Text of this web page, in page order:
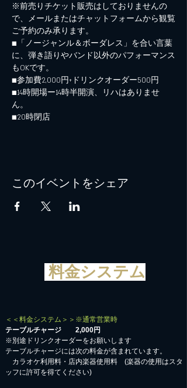
※前売りチケット販売はしておりませんの
で、メールまたはチャットフォームから観覧
ご予約のみ承ります。
■「ノージャンル＆ボーダレス」を合い言葉
に、弾き語りやバンド以外のパフォーマンス
もOKです。
■参加費2,000円+ドリンクオーダー500円
■14時開場ー14時半開演、リハはありませ
ん。
■20時閉店
このイベントをシェア
料金システム
＜＜料金システム＞＞※通常営業時
テーブルチャージ 2,000円
※別途ドリンクオーダーをお願いします
テーブルチャージには次の料金が含まれています。
カラオケ利用料・店内楽器使用料 (楽器の使用はスタ
ッフに許可を得てください)